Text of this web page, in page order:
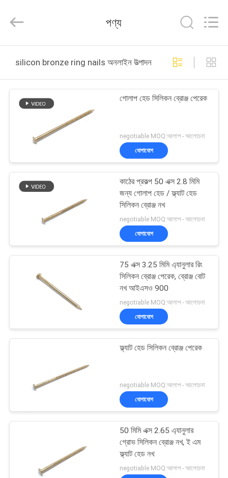
পণ্য
সম্পর্কে
কারখানা
ভ্রমণ
যোগাযোগ
উদ্ধৃতির
জন্য
ম্যাপ
POLICY
Business
License.
Reserved.
পণ্য
silicon bronze ring nails অনলাইন উত্পাদন
গোলাপ হেড সিলিকন ব্রোঞ্জ পেরেক
negotiable MOQ:আলাপ - আলোচনা
যোগাযোগ
কাঠের প্রকল্প 50 এক্স 2.8 মিমি
জন্য গোলাপ হেড / ফ্ল্যাট হেড
সিলিকন ব্রোঞ্জ নখ
negotiable MOQ:আলাপ - আলোচনা
যোগাযোগ
75 এক্স 3.25 মিমি এ্যানুলার রিং
সিলিকন ব্রোঞ্জ পেরেক, ব্রোঞ্জ বোট
নখ আইএসও 900
negotiable MOQ:আলাপ - আলোচনা
যোগাযোগ
ফ্ল্যাট হেড সিলিকন ব্রোঞ্জ পেরেক
negotiable MOQ:আলাপ - আলোচনা
যোগাযোগ
50 মিমি এক্স 2.65 এ্যানুলার
গ্রোভ সিলিকন ব্রোঞ্জ নখ, ই এম
ফ্ল্যাট হেড নখ
negotiable MOQ:আলাপ - আলোচনা